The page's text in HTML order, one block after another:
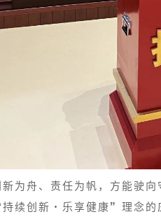
新为舟、责任为帆，方能
续创新·乐享健康”理念